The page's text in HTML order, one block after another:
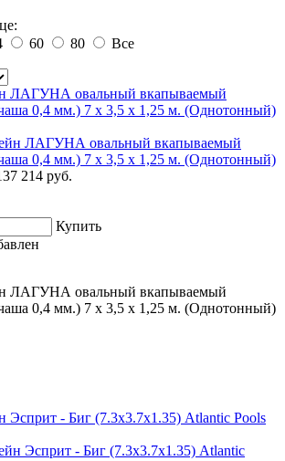
60 80
Все
ЛАГУНА овальный вкапываемый
0,4 мм.) 7 х 3,5 х 1,25 м. (Однотонный)
214 руб.
Купить
ЛАГУНА овальный вкапываемый
0,4 мм.) 7 х 3,5 х 1,25 м. (Однотонный)
Эсприт - Биг (7.3х3.7х1.35) Atlantic Pools